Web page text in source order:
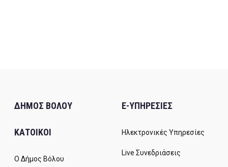
ΔΗΜΟΣ ΒΟΛΟΥ
ΚΑΤΟΙΚΟΙ
Ο Δήμος Βόλου
E-ΥΠΗΡΕΣΙΕΣ
Ηλεκτρονικές Υπηρεσίες
Live Συνεδριάσεις